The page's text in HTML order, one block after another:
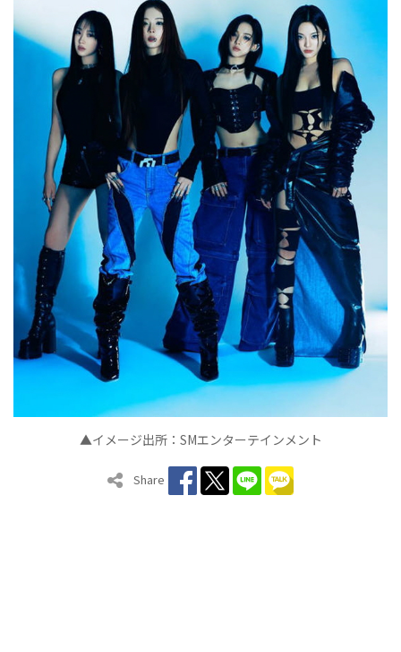
▲イメージ出所：SMエンターテインメント
Share